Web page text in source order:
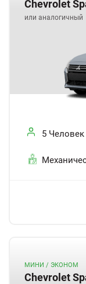
Chevrolet
или аналогичный
5 Человек
МИНИ / ЭКОНОМ
Chevrolet